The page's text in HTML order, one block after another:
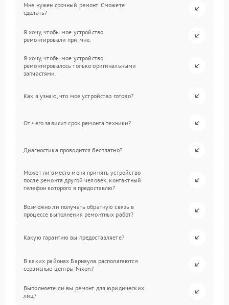
Мне нужен срочный ремонт. Сможете
сделать?
Я хочу, чтобы мое устройство
ремонтировали при мне.
Я хочу, чтобы мое устройство
ремонтировалось только оригинальными
запчастями.
Как я узнаю, что мое устройство готово?
От чего зависит срок ремонта техники?
Диагностика проводится бесплатно?
Может ли вместо меня принять устройство
после ремонта другой человек, контактный
телефон которого я предоставлю?
Возможно ли получать обратную связь в
процессе выполнения ремонтных работ?
Какую гарантию вы предоставляете?
В каких районах Барнаула располагаются
сервисные центры Nikon?
Выполняете ли вы ремонт для юридических
лиц?